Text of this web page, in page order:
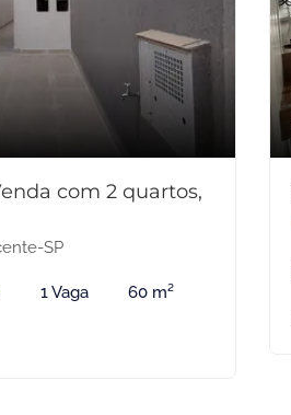
com 2 quartos,
SP
1 Vaga 60 m²